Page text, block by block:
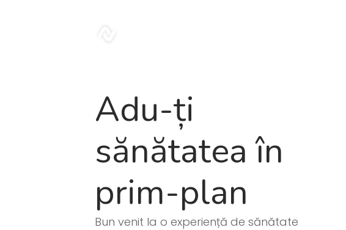
Adu-ți
sănătatea în
prim-plan
Bun venit la o experiență de sănătate